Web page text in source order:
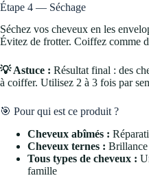
Étape 4 — Séchage
Séchez vos cheveux en les
Évitez de frotter. Coiffez comme
💡 Astuce : Résultat final : des
à coiffer. Utilisez 2 à 3 fois par
🎯 Pour qui est ce produit ?
Cheveux abîmés :
Cheveux ternes : Brillance
Tous types de cheveux :
famille